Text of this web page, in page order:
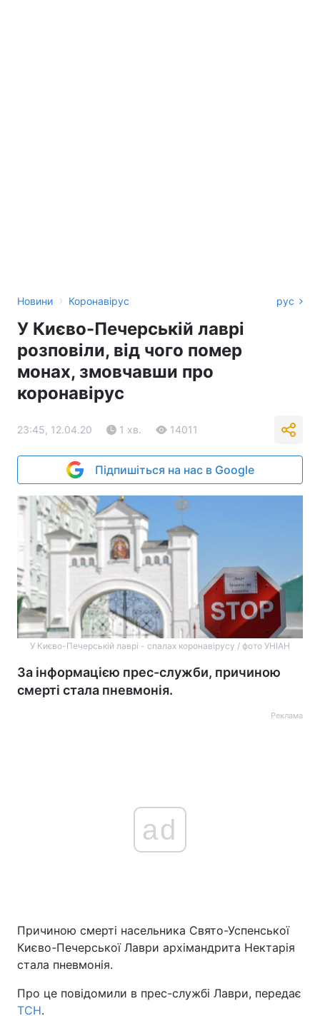
Новини › Коронавірус рус
У Києво-Печерській лаврі
розповіли, від чого помер
монах, змовчавши про
коронавірус
23:45, 12.04.20 1 хв. 14011
Підпишіться на нас в Google
У Києво-Печерській лаврі - спалах коронавірусу / фото УНІАН
За інформацією прес-служби, причиною
смерті стала пневмонія.
Реклама
ad
Причиною смерті насельника Свято-Успенської
Києво-Печерської Лаври архімандрита Нектарія
стала пневмонія.
Про це повідомили в прес-службі Лаври, передає
ТСН.